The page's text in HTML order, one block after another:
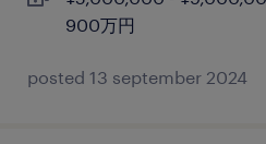
900万円
posted 13 september 2024